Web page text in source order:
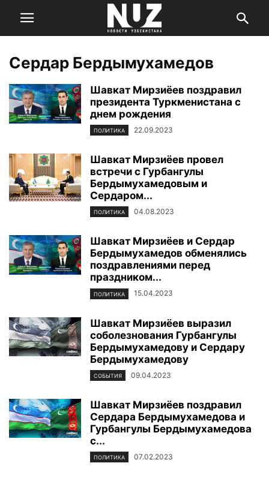
Сердар Бердымухамедов
Шавкат Мирзиёев поздравил
президента Туркменистана с
днем рождения
ПОЛИТИКА 22.09.2023
Шавкат Мирзиёев провел
встречи с Гурбангулы
Бердымухамедовым и
Сердаром...
ПОЛИТИКА 04.08.2023
Шавкат Мирзиёев и Сердар
Бердымухамедов обменялись
поздравлениями перед
праздником...
ПОЛИТИКА 15.04.2023
Шавкат Мирзиёев выразил
соболезнования Гурбангулы
Бердымухамедову и Сердару
Бердымухамедову
СОБЫТИЯ 09.04.2023
Шавкат Мирзиёев поздравил
Сердара Бердымухамедова и
Гурбангулы Бердымухамедова
с...
ПОЛИТИКА 07.02.2023